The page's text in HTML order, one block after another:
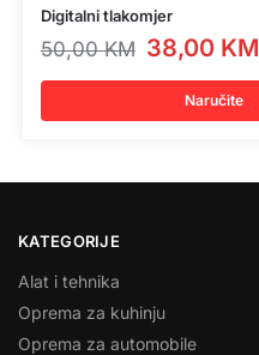
Digitalni tlakomjer
50,00KM 38,00 KM
Naručite
KATEGORIJE
Alat i tehnika
Oprema za kuhinju
Oprema za automobile